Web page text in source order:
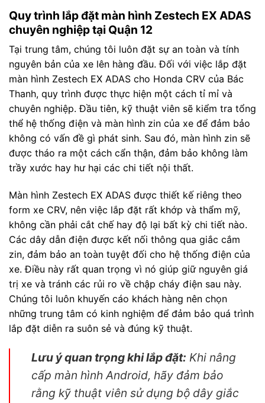
Quy trình lắp đặt màn hình Zestech EX ADAS
chuyên nghiệp tại Quận 12
Tại trung tâm, chúng tôi luôn đặt sự an toàn và tính
nguyên bản của xe lên hàng đầu. Đối với việc lắp đặt
màn hình Zestech EX ADAS cho Honda CRV của Bác
Thanh, quy trình được thực hiện một cách tỉ mỉ và
chuyên nghiệp. Đầu tiên, kỹ thuật viên sẽ kiểm tra tổng
thể hệ thống điện và màn hình zin của xe để đảm bảo
không có vấn đề gì phát sinh. Sau đó, màn hình zin sẽ
được tháo ra một cách cẩn thận, đảm bảo không làm
trầy xước hay hư hại các chi tiết nội thất.
Màn hình Zestech EX ADAS được thiết kế riêng theo
form xe CRV, nên việc lắp đặt rất khớp và thẩm mỹ,
không cần phải cắt chế hay độ lại bất kỳ chi tiết nào.
Các dây dẫn điện được kết nối thông qua giắc cắm
zin, đảm bảo an toàn tuyệt đối cho hệ thống điện của
xe. Điều này rất quan trọng vì nó giúp giữ nguyên giá
trị xe và tránh các rủi ro về chập cháy điện sau này.
Chúng tôi luôn khuyến cáo khách hàng nên chọn
những trung tâm có kinh nghiệm để đảm bảo quá trình
lắp đặt diễn ra suôn sẻ và đúng kỹ thuật.
Lưu ý quan trọng khi lắp đặt: Khi nâng
cấp màn hình Android, hãy đảm bảo
rằng kỹ thuật viên sử dụng bộ dây giắc